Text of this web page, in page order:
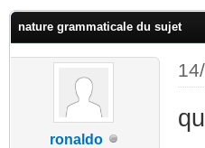
nature grammaticale du sujet
ronaldo